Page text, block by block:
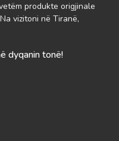
produkte origjinale
vizitoni në Tiranë,
dyqanin tonë!